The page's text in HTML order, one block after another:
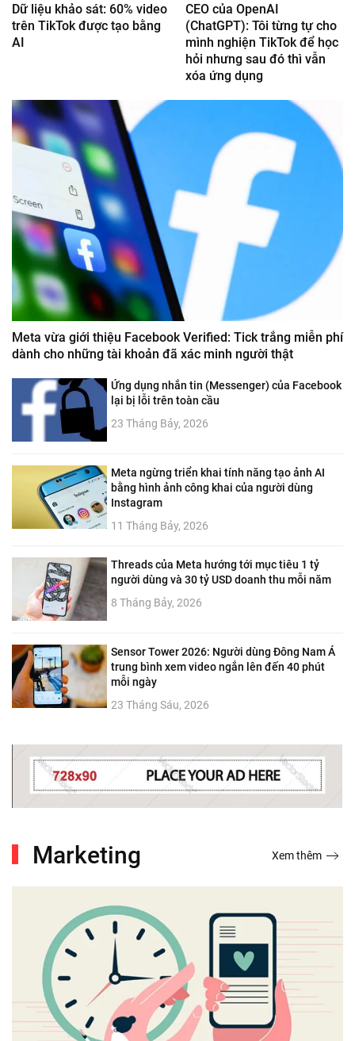
Dữ liệu khảo sát: 60% video
trên TikTok được tạo bằng
AI
CEO của OpenAI
(ChatGPT): Tôi từng tự cho
mình nghiện TikTok để học
hỏi nhưng sau đó thì vẫn
xóa ứng dụng
Meta vừa giới thiệu Facebook Verified: Tick trắng miễn phí
dành cho những tài khoản đã xác minh người thật
Ứng dụng nhắn tin (Messenger) của Facebook
lại bị lỗi trên toàn cầu
23 Tháng Bảy, 2026
Meta ngừng triển khai tính năng tạo ảnh AI
bằng hình ảnh công khai của người dùng
Instagram
11 Tháng Bảy, 2026
Threads của Meta hướng tới mục tiêu 1 tỷ
người dùng và 30 tỷ USD doanh thu mỗi năm
8 Tháng Bảy, 2026
Sensor Tower 2026: Người dùng Đông Nam Á
trung bình xem video ngắn lên đến 40 phút
mỗi ngày
23 Tháng Sáu, 2026
Marketing Xem thêm